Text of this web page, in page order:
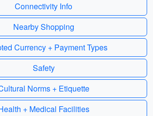
Connectivity Info
Nearby Shopping
Currency + Payment Types
Safety
Norms + Etiquette
+ Medical Facilities